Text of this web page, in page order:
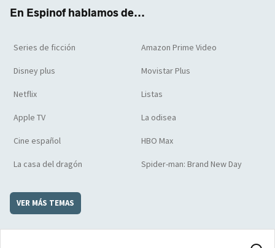
En Espinof hablamos de...
Series de ficción Amazon Prime Video
Disney plus Movistar Plus
Netflix Listas
Apple TV La odisea
Cine español HBO Max
La casa del dragón Spider-man: Brand New Day
VER MÁS TEMAS